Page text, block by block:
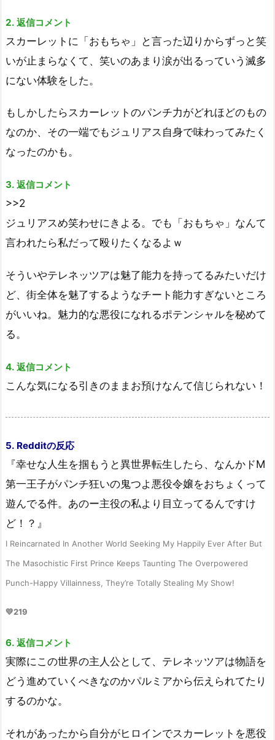
2. 返信コメント
スカーレットに「おもちゃ」と言った辺りからずっと笑
いが止まらなくて、笑いのあまり涙が出るっていう滅多
にない体験をした。
もしかしたらスカーレットのパンチ力がどれほどのもの
なのか、その一端でもジュリアス自身で味わってみたく
なったのかも。
3. 返信コメント
>>2
ジュリアスめ笑わせにきよる。でも「おもちゃ」なんて
言われたら私だって殴りたくなるよｗ
そういやテレネッツアは魅了能力を持ってるみたいだけ
ど、街全体を魅了するようなチート能力すぎないところ
がいいね。魅力的な悪役になれるポテンシャルを秘めて
る。
4. 返信コメント
こんな気になる引きのままお預けなんて信じられない！
5. Redditの反応
『幸せな人生を掴もうと異世界転生したら、なんかドM
第一王子がパンチ狂いの鬼つよ悪役令嬢をおちょくって
遊んでる件。あのー主役の私より目立ってるんですけ
ど！？』
I Reincarnated In Another World Seeking My Happily Ever After But
The Masochistic First Prince Keeps Taunting The Overpowered
Punch-Happy Villainness, They’re Totally Stealing My Show!
💛219
6. 返信コメント
実際にこの世界の主人公として、テレネッツアは物語を
どう進めていくべきなのかパルミアから伝えられてたり
するのかな。
それがあったから自分がヒロインでスカーレットを悪役